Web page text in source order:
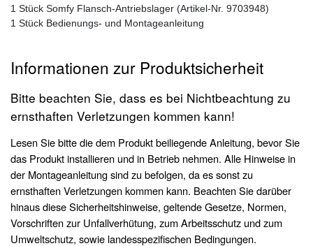
1 Stück Somfy Flansch-Antriebslager (Artikel-Nr. 9703948)
1 Stück Bedienungs- und Montageanleitung
Informationen zur Produktsicherheit
Bitte beachten Sie, dass es bei Nichtbeachtung zu
ernsthaften Verletzungen kommen kann!
Lesen Sie bitte die dem Produkt beiliegende Anleitung, bevor Sie
das Produkt installieren und in Betrieb nehmen. Alle Hinweise in
der Montageanleitung sind zu befolgen, da es sonst zu
ernsthaften Verletzungen kommen kann. Beachten Sie darüber
hinaus diese Sicherheitshinweise, geltende Gesetze, Normen,
Vorschriften zur Unfallverhütung, zum Arbeitsschutz und zum
Umweltschutz, sowie landesspezifischen Bedingungen.